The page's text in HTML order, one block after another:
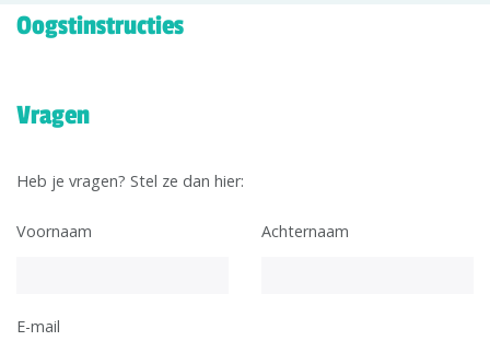
Oogstinstructies
Vragen
Heb je vragen? Stel ze dan hier:
Voornaam Achternaam
E-mail